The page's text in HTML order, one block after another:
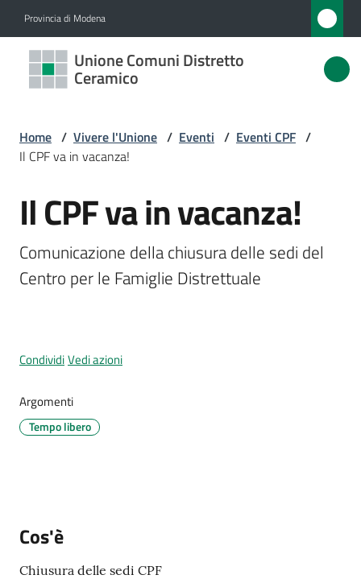
Provincia di Modena
Unione Comuni Distretto
Ceramico
Unione
Comuni
Ceramico
Amministrazione
Novità
Servizi
Menu selezionato
Seguici
Home / Vivere l'Unione / Eventi / Eventi CPF /
Il CPF va in vacanza!
Salta al contenuto
Il CPF va in vacanza!
Comunicazione della chiusura delle sedi del
Centro per le Famiglie Distrettuale
CondividiVedi azioni
Argomenti
Tempo libero
Cos'è
Chiusura delle sedi CPF